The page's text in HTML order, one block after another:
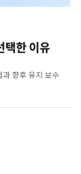
택한 이유
향후 유지 보수